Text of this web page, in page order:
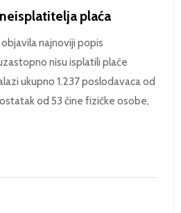
plaća
najnoviji popis
nisu isplatili plaće
ukupno 1.237 poslodavaca od
od 53 čine fizičke osobe,